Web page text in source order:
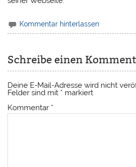
Kommentar hinterlassen
Schreibe einen
Deine E-Mail-Adresse wird nicht
Felder sind mit * markiert
Kommentar *